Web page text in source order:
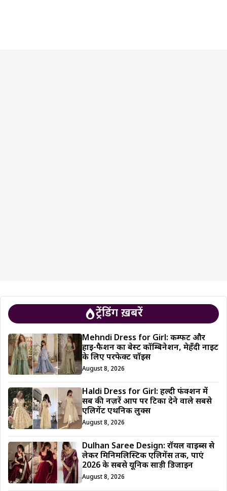
ट्रेंडिंग ख़बरें
Mehndi Dress for Girl: कम्फर्ट और
हाई-फैशन का बेस्ट कॉम्बिनेशन, मेहँदी नाइट
के लिए परफेक्ट चॉइस
August 8, 2026
Haldi Dress for Girl: हल्दी फंक्शन में
सब की नज़रें आप पर टिका देने वाले सबसे
एलिगेंट एथनिक लुक्स
August 8, 2026
Dulhan Saree Design: रॉयल वाइब्स से
लेकर मिनिमलिस्टिक एलिगेंस तक, पाएं
2026 के सबसे यूनिक साड़ी डिजाईन
August 8, 2026